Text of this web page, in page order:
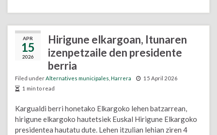
APR
15
2026
Hirigune elkargoan, Itunaren
izenpetzaile den presidente
berria
Filed under Alternatives municipales Harrera
15 April 2026
1 min to read
Kargualdi berri honetako Elkargoko lehen batzarrean,
hirigune elkargoko hautetsiek Euskal Hirigune Elkargoko
presidentea hautatu dute. Lehen itzulian lehian ziren 4